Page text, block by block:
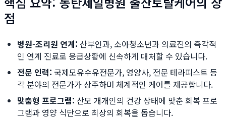
점
병원-조리원 연계: 산부인과, 소아청소년과 의료진의 즉각적
인 연계 진료로 응급상황에 신속하게 대처할 수 있습니다.
전문 인력: 국제모유수유전문가, 영양사, 전문 테라피스트 등
각 분야의 전문가가 상주하며 체계적인 케어를 제공합니다.
맞춤형 프로그램: 산모 개개인의 건강 상태에 맞춘 회복 프로
그램과 영양 식단으로 최상의 회복을 돕습니다.